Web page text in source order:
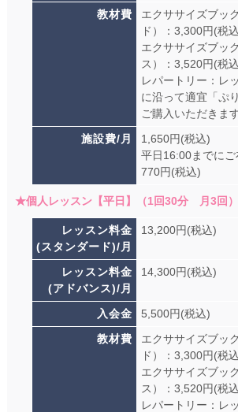
教材費
エクササイズブッ
ド）：3,300円(税
エクササイズブッ
ス）：3,520円(税
レパートリー：レ
に沿って適宜「ぷ
ご購入いただきます
施設費/月
1,650円(税込)
平日16:00までにご
770円(税込)
★個人レッスン【平日】（1回30分 月3回）
レッスン料金
(スタンダード)/月
13,200円(税込)
レッスン料金
(アドバンス)/月
14,300円(税込)
入会金
5,500円(税込)
教材費
エクササイズブッ
ド）：3,300円(税
エクササイズブッ
ス）：3,520円(税
レパートリー：レ